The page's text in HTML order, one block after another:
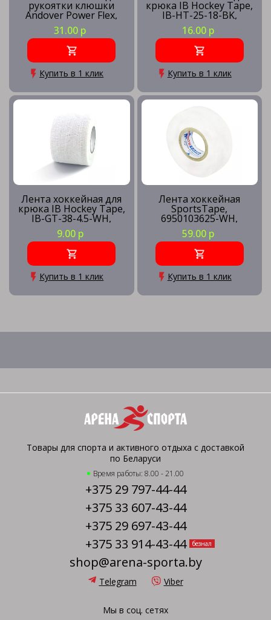
рукоятки клюшки
Andover Power Flex,
3815BK, 38ммх4.6м,
черный
31.00 р
Купить в 1 клик
крюка IB Hockey Tape,
IB-HT-25-18-BK,
25ммх18м, черный
16.00 р
Купить в 1 клик
Лента хоккейная для
крюка IB Hockey Tape,
IB-GT-38-4.5-WH,
38ммх4.5м, белый
9.00 р
Купить в 1 клик
Лента хоккейная
SportsTape,
6950103625-WH,
36ммх25м, белый
59.00 р
Купить в 1 клик
Товары для спорта и активного отдыха с доставкой
по Беларуси
Время работы: 8.00 - 21.00
+375 29 797-44-44
+375 33 607-43-44
+375 29 697-43-44
+375 33 914-43-44
безнал
shop@arena-sporta.by
Telegram Viber
Мы в соц. сетях